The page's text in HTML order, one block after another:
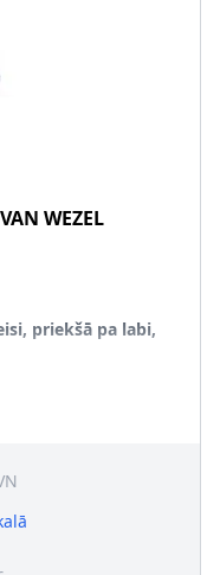
VAN WEZEL
priekšā pa labi,